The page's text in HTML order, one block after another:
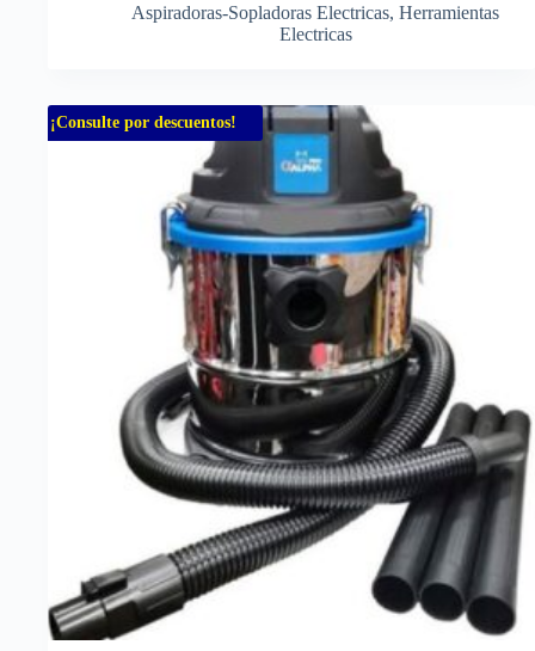
Aspiradoras-Sopladoras Electricas, Herramientas
Electricas
¡Consulte por descuentos!